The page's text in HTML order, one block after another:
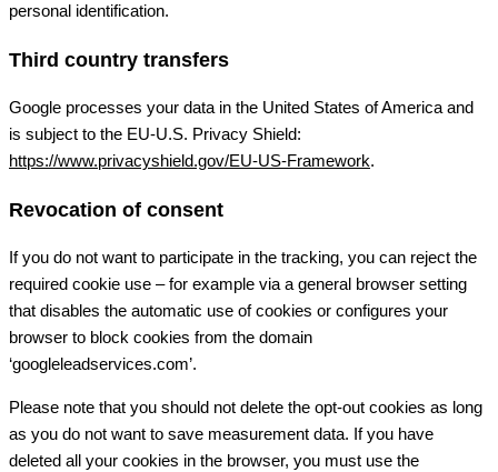
personal identification.
Third country transfers
Google processes your data in the United States of America and
is subject to the EU-U.S. Privacy Shield:
https://www.privacyshield.gov/EU-US-Framework.
Revocation of consent
If you do not want to participate in the tracking, you can reject the
required cookie use – for example via a general browser setting
that disables the automatic use of cookies or configures your
browser to block cookies from the domain
‘googleleadservices.com’.
Please note that you should not delete the opt-out cookies as long
as you do not want to save measurement data. If you have
deleted all your cookies in the browser, you must use the